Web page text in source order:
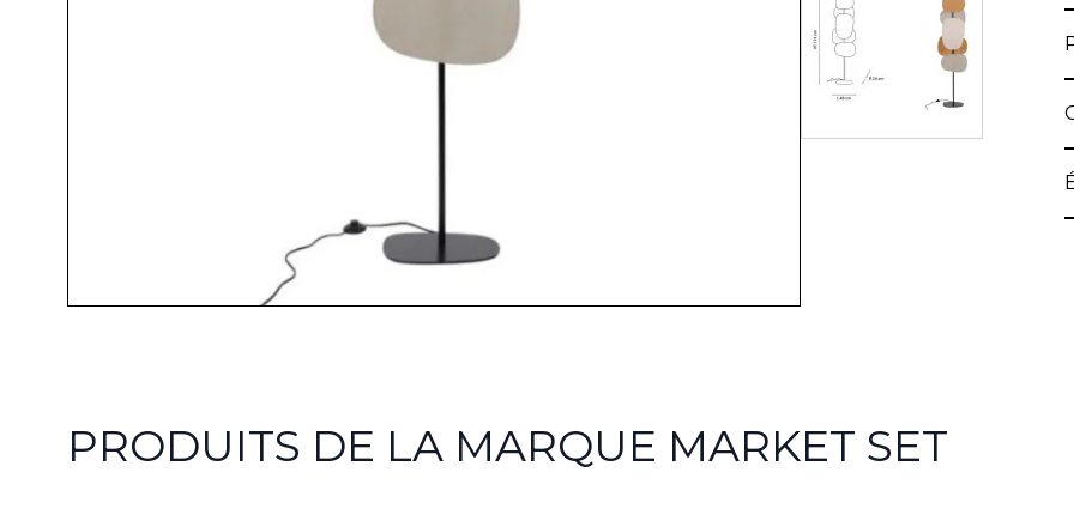
PRODUITS DE LA MARQUE MARKET SET